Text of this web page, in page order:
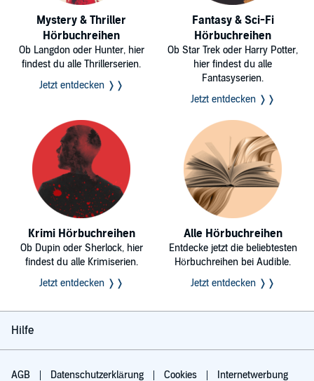
Mystery & Thriller
Hörbuchreihen
Ob Langdon oder Hunter, hier
findest du alle Thrillerserien.
Jetzt entdecken ❭❭
Fantasy & Sci-Fi
Hörbuchreihen
Ob Star Trek oder Harry Potter,
hier findest du alle
Fantasyserien.
Jetzt entdecken ❭❭
Krimi Hörbuchreihen
Ob Dupin oder Sherlock, hier
findest du alle Krimiserien.
Jetzt entdecken ❭❭
Alle Hörbuchreihen
Entdecke jetzt die beliebtesten
Hörbuchreihen bei Audible.
Jetzt entdecken ❭❭
Hilfe
AGB Datenschutzerklärung Cookies Internetwerbung